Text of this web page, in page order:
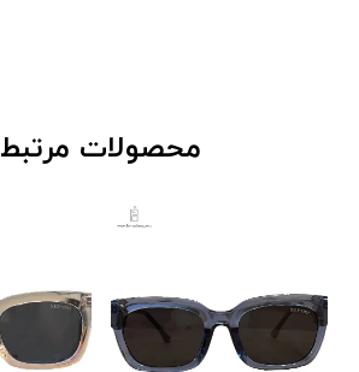
​محصولات مرتبط